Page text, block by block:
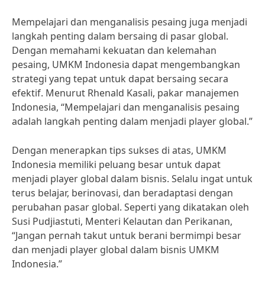
Mempelajari dan menganalisis pesaing juga menjadi
langkah penting dalam bersaing di pasar global.
Dengan memahami kekuatan dan kelemahan
pesaing, UMKM Indonesia dapat mengembangkan
strategi yang tepat untuk dapat bersaing secara
efektif. Menurut Rhenald Kasali, pakar manajemen
Indonesia, “Mempelajari dan menganalisis pesaing
adalah langkah penting dalam menjadi player global.”
Dengan menerapkan tips sukses di atas, UMKM
Indonesia memiliki peluang besar untuk dapat
menjadi player global dalam bisnis. Selalu ingat untuk
terus belajar, berinovasi, dan beradaptasi dengan
perubahan pasar global. Seperti yang dikatakan oleh
Susi Pudjiastuti, Menteri Kelautan dan Perikanan,
“Jangan pernah takut untuk berani bermimpi besar
dan menjadi player global dalam bisnis UMKM
Indonesia.”